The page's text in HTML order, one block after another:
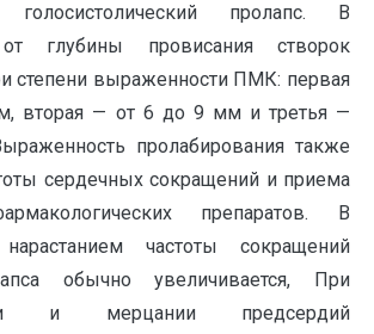
пролапс. В
глубины провисания створок
степени выраженности ПМК: первая
вторая — от 6 до 9 мм и третья —
пролабирования также
сердечных сокращений и приема
препаратов. В
частоты сокращений
обычно увеличивается, При
и мерцании предсердий